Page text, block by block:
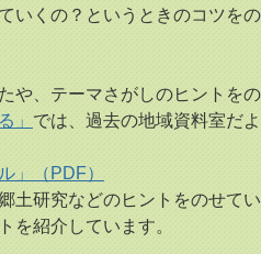
くの？というときのコツをの
、テーマさがしのヒントをの
」 では、過去の地域資料室だ
」（PDF）
研究などのヒントをのせてい
紹介しています。